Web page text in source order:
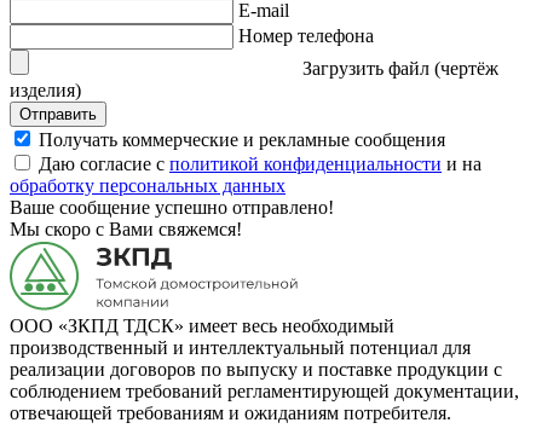
E-mail
Номер телефона
Загрузить файл (чертёж
изделия)
Отправить
Получать коммерческие и рекламные сообщения
Даю согласие с политикой конфиденциальности и на
обработку персональных данных
Ваше сообщение успешно отправлено!
Мы скоро с Вами свяжемся!
ООО «ЗКПД ТДСК» имеет весь необходимый
производственный и интеллектуальный потенциал для
реализации договоров по выпуску и поставке продукции с
соблюдением требований регламентирующей документации,
отвечающей требованиям и ожиданиям потребителя.